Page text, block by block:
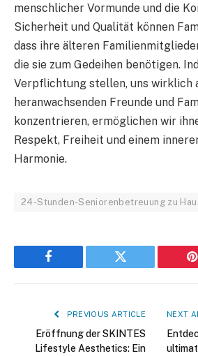
menschlicher Vormunde und die
Sicherheit und Qualität können
dass ihre älteren
die sie zum Gedeihen benötigen.
Verpflichtung stellen, uns wirklich
heranwachsenden Freunde und
konzentrieren, ermöglichen wir
Respekt, Freiheit und einem
Harmonie.
24-Stunden-Seniorenbetreuung zu
Facebook Twitter
PREVIOUS ARTICLE
Eröffnung der SKINTES
Lifestyle Aesthetics: Ein
NEXT